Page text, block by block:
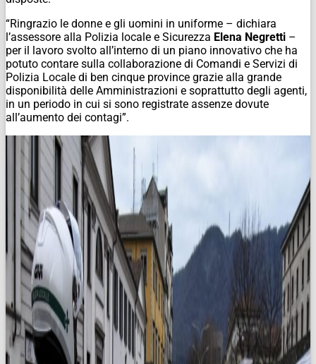
“Ringrazio le donne e gli uomini in uniforme – dichiara
l’assessore alla Polizia locale e Sicurezza Elena Negretti –
per il lavoro svolto all’interno di un piano innovativo che ha
potuto contare sulla collaborazione di Comandi e Servizi di
Polizia Locale di ben cinque province grazie alla grande
disponibilità delle Amministrazioni e soprattutto degli agenti,
in un periodo in cui si sono registrate assenze dovute
all’aumento dei contagi”.